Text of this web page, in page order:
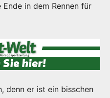
in dem Rennen für
denn er ist ein bisschen